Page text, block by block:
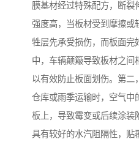
膜基材经过特殊配方，断裂
强度高，当板材受到摩擦或
牲层先承受损伤，而板面完
中，车辆颠簸导致板材之间
以有效防止板面划伤。第二
仓库或雨季运输时，空气中
板上，导致霉变或后续涂装
具有较好的水汽阻隔性，贴